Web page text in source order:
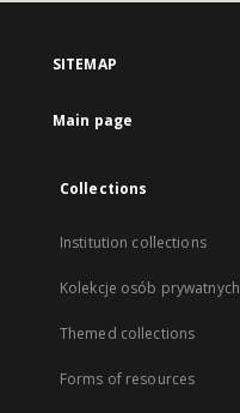
SITEMAP
Main page
Collections
Institution collections
Kolekcje osób prywatnych
Themed collections
Forms of resources